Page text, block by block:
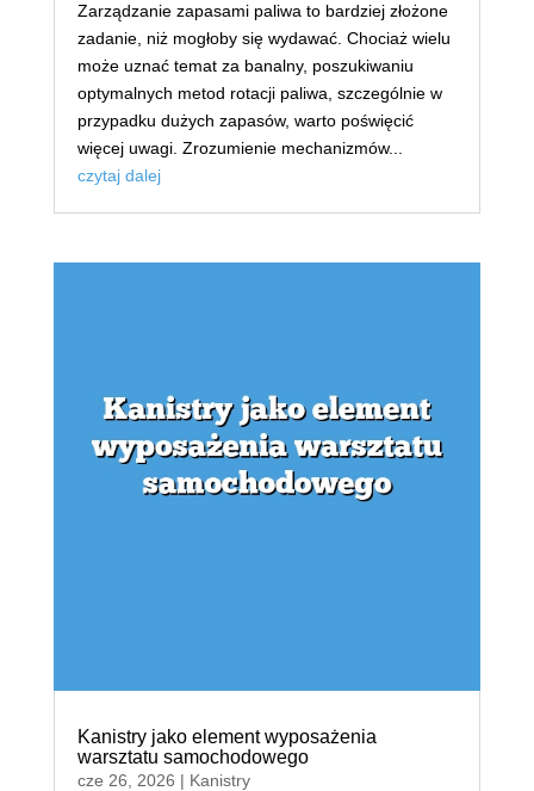
Zarządzanie zapasami paliwa to bardziej złożone
zadanie, niż mogłoby się wydawać. Chociaż wielu
może uznać temat za banalny, poszukiwaniu
optymalnych metod rotacji paliwa, szczególnie w
przypadku dużych zapasów, warto poświęcić
więcej uwagi. Zrozumienie mechanizmów...
czytaj dalej
Kanistry jako element wyposażenia
warsztatu samochodowego
cze 26, 2026 | Kanistry